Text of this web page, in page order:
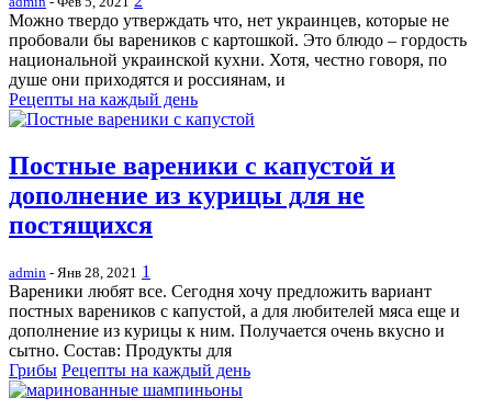
Можно твердо утверждать что, нет украинцев, которые не
пробовали бы вареников с картошкой. Это блюдо – гордость
национальной украинской кухни. Хотя, честно говоря, по
душе они приходятся и россиянам, и
Рецепты на каждый день
Постные вареники с капустой и
дополнение из курицы для не
постящихся
admin - Янв 28, 2021 1
Вареники любят все. Сегодня хочу предложить вариант
постных вареников с капустой, а для любителей мяса еще и
дополнение из курицы к ним. Получается очень вкусно и
сытно. Состав: Продукты для
Грибы Рецепты на каждый день